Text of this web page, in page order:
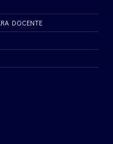
DOCENTE